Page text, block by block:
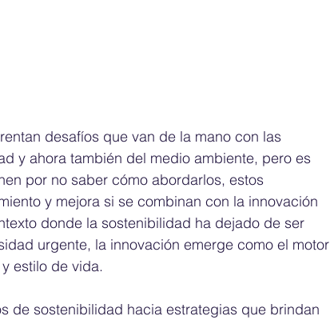
desafíos que van de la mano con las
y ahora también del medio ambiente, pero es
por no saber cómo abordarlos, estos
y mejora si se combinan con la innovación
donde la sostenibilidad ha dejado de ser
urgente, la innovación emerge como el motor
estilo de vida.
de sostenibilidad hacia estrategias que brindan